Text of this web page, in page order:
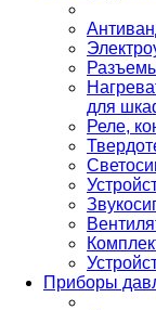
для
Реле,
Приборы